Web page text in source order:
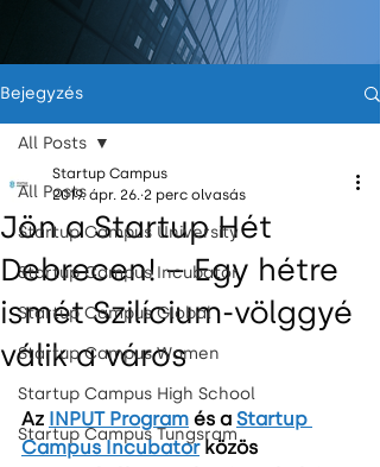
Bejegyzés
All Posts
Startup Campus University
Startup Campus Incubator
Startup Campus Global
Startup Campus Women
Startup Campus High School
Startup Campus Tungsram
All Posts
Jön a Startup Hét
Debrecen! – Egy hétre
ismét Szilícium-völggyé
válik a város
Startup Campus
2019. ápr. 26. 2 perc olvasás
Az INPUT Program és a Startup
Campus Incubator közös